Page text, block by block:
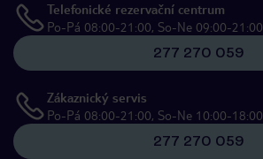
Telefonické rezervační centrum
Po-Pá 08:00-21:00, So-Ne 09:00-21:00
277 270 059
Zákaznický servis
Po-Pá 08:00-21:00, So-Ne 10:00-18:00
277 270 059